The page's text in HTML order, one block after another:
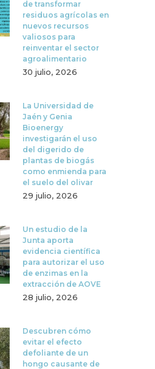
de transformar
residuos agrícolas en
nuevos recursos
valiosos para
reinventar el sector
agroalimentario
30 julio, 2026
La Universidad de
Jaén y Genia
Bioenergy
investigarán el uso
del digerido de
plantas de biogás
como enmienda para
el suelo del olivar
29 julio, 2026
Un estudio de la
Junta aporta
evidencia científica
para autorizar el uso
de enzimas en la
extracción de AOVE
28 julio, 2026
Descubren cómo
evitar el efecto
defoliante de un
hongo causante de